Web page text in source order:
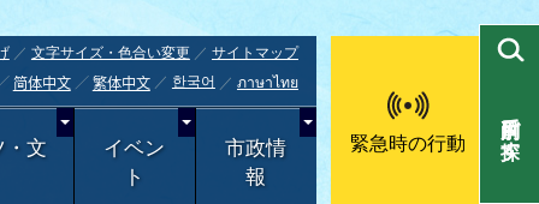
文字サイズ・色合い変更
サイトマップ
简体中文 繁体中文 한국어 ภาษาไทย
・文
イベン
ト
市政情
報
緊急時の行動 目的別で探す